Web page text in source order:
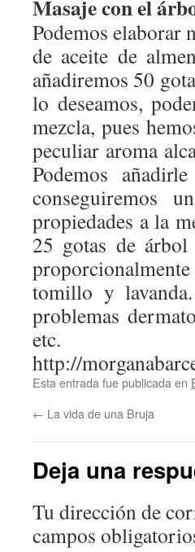
Masaje con el
Podemos elaborar
de aceite de
añadiremos 50
lo deseamos,
mezcla, pues
peculiar aroma
Podemos
conseguiremos
propiedades a la
25 gotas de
tomillo y
problemas
etc.
http://
Esta entrada fue publicada en
← La vida de una Bruja
Deja una
Tu dirección de
campos